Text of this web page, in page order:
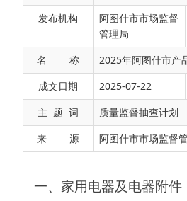
发布机构
阿图什市市场监督
管理局
名 称
2025年阿图什市产
成文日期
2025-07-22
主 题 词
质量监督抽查计划
来 源
阿图什市市场监督
一、家用电器及电器附件（1种
似用途插头插座
二、家具及建筑装饰装修材料（
车、车用尿素水溶液、成品油（车